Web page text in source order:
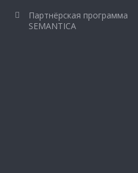
Партнёрская программа
SEMANTICA